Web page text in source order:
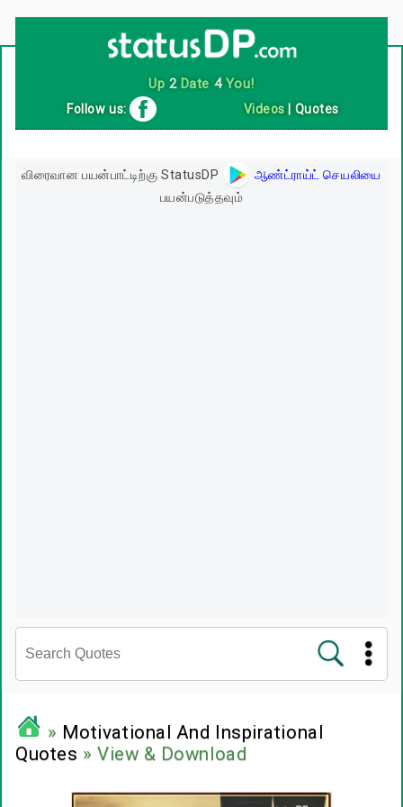
Up 2Date 4You!
Follow us: Videos Quotes
விரைவான பயன்பாட்டிற்கு StatusDP
ஆண்ட்ராய்ட் செயலியை
பயன்படுத்தவும்
பிரபலங்களின் பொன்மொழிகள்
» Motivational And Inspirational
Quotes » View & Download